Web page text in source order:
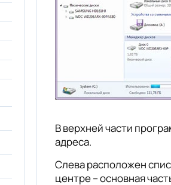
В верхней части
адреса.
Слева расположен
центре – основная